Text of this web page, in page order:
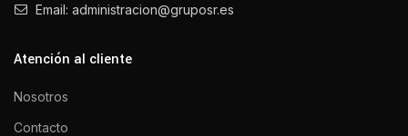
Email: administracion@gruposr.es
Atención al cliente
Nosotros
Contacto